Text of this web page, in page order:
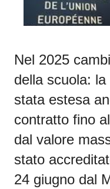
Nel 2025
della scuola: la
stata estesa
contratto fino
dal valore
stato
24 giugno dal